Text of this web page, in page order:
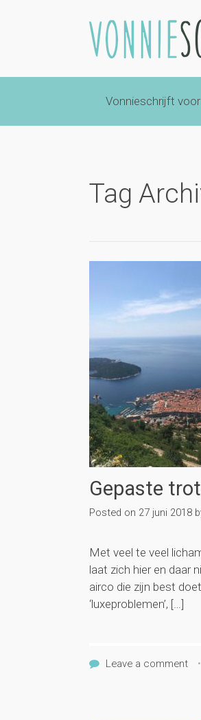
Vonnieschrijft
Tag
Gepaste
Posted on 27 juni 2018
Met veel te veel
laat zich hier en daar
airco die zijn best
‘luxeproblemen’, […]
Leave a comment •